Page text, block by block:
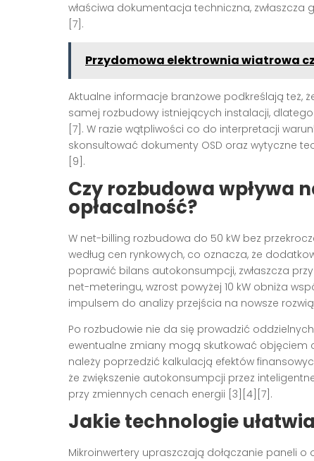
właściwa dokumentacja techniczna, zwłaszcza
[7].
Przydomowa elektrownia wiatrowa
Aktualne informacje branżowe podkreślają też,
samej rozbudowy istniejących instalacji,
[7]. W razie wątpliwości co do interpretacji
skonsultować dokumenty OSD oraz wytyczne
[9].
Czy rozbudowa wpływa
opłacalność?
W net-billing rozbudowa do 50 kW bez
według cen rynkowych, co oznacza, że
poprawić bilans autokonsumpcji, zwłaszcza
net-meteringu, wzrost powyżej 10 kW obniża
impulsem do analizy przejścia na nowsze
Po rozbudowie nie da się prowadzić
ewentualne zmiany mogą skutkować objęciem
należy poprzedzić kalkulacją efektów
że zwiększenie autokonsumpcji przez
przy zmiennych cenach energii [3][4][7].
Jakie technologie
Mikroinwertery upraszczają dołączanie paneli